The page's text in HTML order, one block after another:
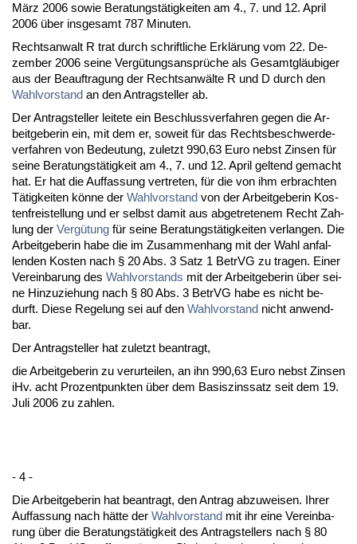
März 2006 so­wie Be­ra­tungstätig­kei­ten am 4., 7. und 12. April
2006 über ins­ge­samt 787 Mi­nu­ten.
Rechts­an­walt R trat durch schrift­li­che Erklärung vom 22. De­
zem­ber 2006 sei­ne Vergütungs­ansprüche als Ge­samtgläubi­ger
aus der Be­auf­tra­gung der Rechts­anwälte R und D durch den
Wahl­vor­stand an den An­trag­stel­ler ab.
Der An­trag­stel­ler lei­te­te ein Be­schluss­ver­fah­ren ge­gen die Ar­
beit­ge­be­rin ein, mit dem er, so­weit für das Rechts­be­schwer­de­
ver­fah­ren von Be­deu­tung, zu­letzt 990,63 Eu­ro nebst Zin­sen für
sei­ne Be­ra­tungstätig­keit am 4., 7. und 12. April gel­tend ge­macht
hat. Er hat die Auf­fas­sung ver­tre­ten, für die von ihm er­brach­ten
Tätig­kei­ten könne der Wahl­vor­stand von der Ar­beit­ge­be­rin Kos­
ten­frei­stel­lung und er selbst da­mit aus ab­ge­tre­te­nem Recht Zah­
lung der Vergütung für sei­ne Be­ra­tungstätig­kei­ten ver­lan­gen. Die
Ar­beit­ge­be­rin ha­be die im Zu­sam­men­hang mit der Wahl an­fal­
len­den Kos­ten nach § 20 Abs. 3 Satz 1 Be­trVG zu tra­gen. Ei­ner
Ver­ein­ba­rung des Wahl­vor­stands mit der Ar­beit­ge­be­rin über sei­
ne Hin­zu­zie­hung nach § 80 Abs. 3 Be­trVG ha­be es nicht be­
durft. Die­se Re­ge­lung sei auf den Wahl­vor­stand nicht an­wend­
bar.
Der An­trag­stel­ler hat zu­letzt be­an­tragt,
die Ar­beit­ge­be­rin zu ver­ur­tei­len, an ihn 990,63 Eu­ro nebst Zin­sen
iHv. acht Pro­zent­punk­ten über dem Ba­sis­zins­satz seit dem 19.
Ju­li 2006 zu zah­len.
- 4 -
Die Ar­beit­ge­be­rin hat be­an­tragt, den An­trag ab­zu­wei­sen. Ih­rer
Auf­fas­sung nach hätte der Wahl­vor­stand mit ihr ei­ne Ver­ein­ba­
rung über die Be­ra­tungstätig­keit des An­trag­stel­lers nach § 80